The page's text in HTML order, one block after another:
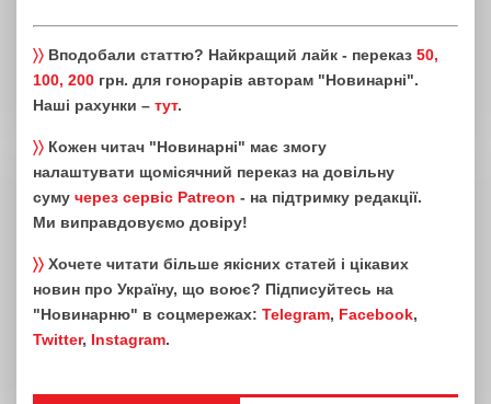
〉〉 Вподобали статтю? Найкращий лайк - переказ 50,
100, 200 грн. для гонорарів авторам "Новинарні".
Наші рахунки – тут.
〉〉 Кожен читач "Новинарні" має змогу
налаштувати щомісячний переказ на довільну
суму через сервіс Patreon - на підтримку редакції.
Ми виправдовуємо довіру!
〉〉 Хочете читати більше якісних статей і цікавих
новин про Україну, що воює? Підписуйтесь на
"Новинарню" в соцмережах: Telegram, Facebook,
Twitter, Instagram.